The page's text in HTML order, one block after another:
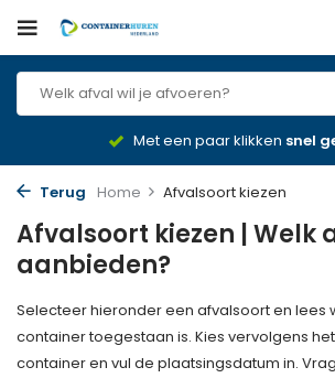
Met een paar klikken snel
Terug Home Afvalsoort kiezen
Afvalsoort kiezen | Welk
aanbieden?
Selecteer hieronder een afvalsoort en lees
container toegestaan is. Kies vervolgens
container en vul de plaatsingsdatum in.